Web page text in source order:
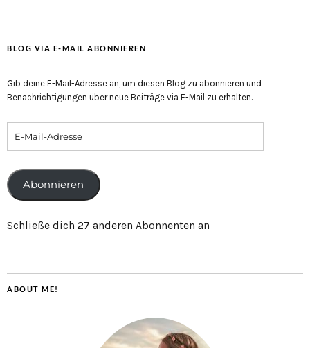
BLOG VIA E-MAIL ABONNIEREN
Gib deine E-Mail-Adresse an, um diesen Blog zu abonnieren und
Benachrichtigungen über neue Beiträge via E-Mail zu erhalten.
Abonnieren
Schließe dich 27 anderen Abonnenten an
ABOUT ME!